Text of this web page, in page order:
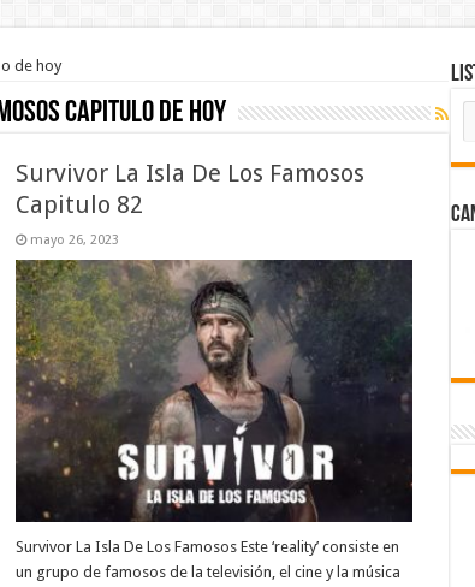
de hoy
Capitulo de hoy
Survivor La Isla De Los Famosos
Capitulo 82
mayo 26, 2023
Survivor La Isla De Los Famosos Este ‘reality’ consiste en
un grupo de famosos de la televisión, el cine y la música